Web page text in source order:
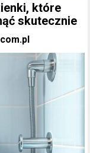
które
skutecznie